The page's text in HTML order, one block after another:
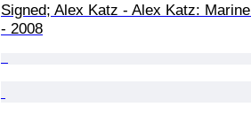
Signed; Alex Katz - Alex Katz: Marine
- 2008